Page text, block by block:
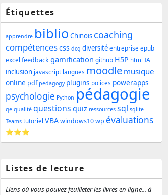
Zone
principale
de
widget
pour
la
barre
latérale
Étiquettes
apprendre biblio Chinois coaching
compétencescss dcg diversité entreprise epub
excel feedbackgamification github H5P html IA
inclusion javascript langues moodle musique
online pdf pedagogy plugins polices powerapps
psychologie Python pédagogie
qe qualité questions quiz ressources sql sqlite
Teams tutoriel VBAwindows10wp évaluations
⭐⭐⭐
Listes de lecture
Liens où vous pouvez feuilleter les livres en ligne... à